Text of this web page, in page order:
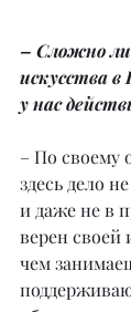
– Сложно
искусства
у нас
– По своему
здесь дело
и даже не в
верен своей
чем